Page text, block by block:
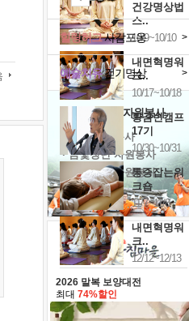
건강명상법
스..
10/9~10/10
내면혁명워
크..
10/17~10/18
황금변캠프
17기
10/30~10/31
통증잡는워
크숍
11/7~11/8
내면혁명워
크..
12/12~12/13
예술치유걷기명상 >
힐링허그사감포옹 >
'옹달샘의 꽃' 자원봉사
· 청년 자원봉사
· 금빛청년 자원봉사
· 음식연구 자원봉사
2026 말복 보양대전
최대 74%할인